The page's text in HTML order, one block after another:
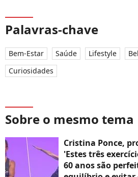
Palavras-chave
Bem-Estar Saúde Lifestyle
Curiosidades
Sobre o mesmo tema
Cristina Ponce,
'Estes três
60 anos são